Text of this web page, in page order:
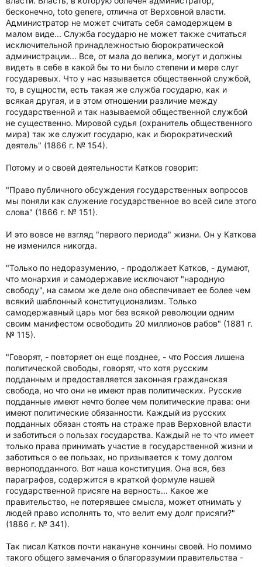
бесконечно, toto genere, отлична от Верховной власти.
Администратор не может считать себя самодержцем в
малом виде... Служба государю не может также считаться
исключительной принадлежностью бюрократической
администрации... Все, от мала до велика, могут и должны
видеть в себе в какой бы то ни было степени и мере слуг
государевых. Что у нас называется общественной службой,
то, в сущности, есть такая же служба государю, как и
всякая другая, и в этом отношении различие между
государственной и так называемой общественной службой
не существенно. Мировой судья (охранитель общественного
мира) так же служит государю, как и бюрократический
деятель" (1866 г. № 154).
Потому и о своей деятельности Катков говорит:
"Право публичного обсуждения государственных вопросов
мы поняли как служение государственное во всей силе этого
слова" (1866 г. № 151).
И это вовсе не взгляд "первого периода" жизни. Он у Каткова
не изменился никогда.
"Только по недоразумению, - продолжает Катков, - думают,
что монархия и самодержавие исключают "народную
свободу", на самом же деле оно обеспечивает ее более чем
всякий шаблонный конституционализм. Только
самодержавный царь мог без всякой революции одним
своим манифестом освободить 20 миллионов рабов" (1881 г.
№ 115).
"Говорят, - повторяет он еще позднее, - что Россия лишена
политической свободы, говорят, что хотя русским
подданным и предоставляется законная гражданская
свобода, но что они не имеют прав политических. Русские
подданные имеют нечто более чем политические права: они
имеют политические обязанности. Каждый из русских
подданных обязан стоять на страже прав Верховной власти
и заботиться о пользах государства. Каждый не то что имеет
только права принимать участие в государственной жизни и
заботиться о ее пользах, но призывается к тому долгом
верноподданного. Вот наша конституция. Она вся, без
параграфов, содержится в краткой формуле нашей
государственной присяге на верность... Какое же
правительство, не потерявшее смысла, может отнимать у
людей право исполнять то, что велит ему долг присяги?"
(1886 г. № 341).
Так писал Катков почти накануне кончины своей. Но помимо
такого общего замечания о благоразумии правительства -